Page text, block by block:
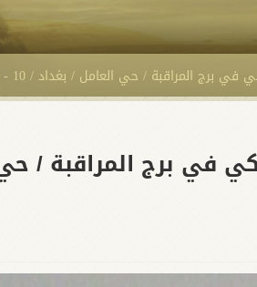
المراقبة / حي العامل / بغداد / 10 - 2 -2007
في برج المراقبة /